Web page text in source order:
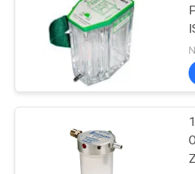
SITEMAP
PRIVACY
POLICY
Medische